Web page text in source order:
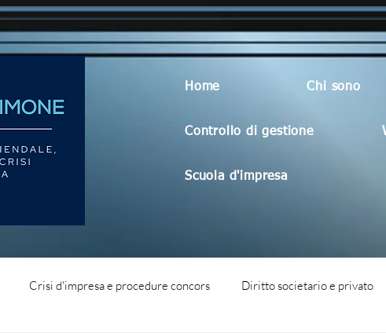
Home Chi sono
Controllo di gestione
Scuola d'impresa
Crisi d'impresa e procedure concors Diritto societario e privato